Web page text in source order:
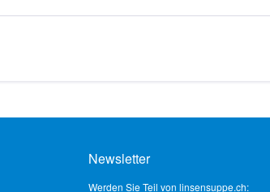
Newsletter
Werden Sie Teil von linsensuppe.ch: